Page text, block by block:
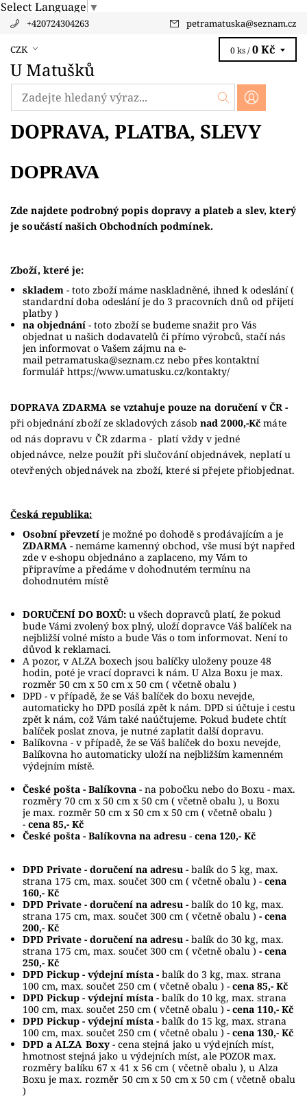
Select Language ▼
+420724304263 petramatuska@seznam.cz
CZK
U Matušků
0 ks / 0 Kč
DOPRAVA, PLATBA, SLEVY
DOPRAVA
Zde najdete podrobný popis dopravy a plateb a slev, který
je součástí našich Obchodních podmínek.
Zboží, které je:
skladem - toto zboží máme naskladněné, ihned k odeslání (
standardní doba odeslání je do 3 pracovních dnů od přijetí
platby )
na objednání - toto zboží se budeme snažit pro Vás
objednat u našich dodavatelů či přímo výrobců, stačí nás
jen informovat o Vašem zájmu na e-
mail petramatuska@seznam.cz nebo přes kontaktní
formulář https://www.umatusku.cz/kontakty/
DOPRAVA ZDARMA se vztahuje pouze na doručení v ČR -
při objednání zboží ze skladových zásob nad 2000,-Kčmáte
od nás dopravu v ČR zdarma - platí vždy v jedné
objednávce, nelze použít při slučování objednávek, neplatí u
otevřených objednávek na zboží, které si přejete přiobjednat.
Česká republika:
Osobní převzetí je možné po dohodě s prodávajícím a je
ZDARMA - nemáme kamenný obchod, vše musí být napřed
zde v e-shopu objednáno a zaplaceno, my Vám to
připravíme a předáme v dohodnutém termínu na
dohodnutém místě
DORUČENÍ DO BOXŮ:u všech dopravců platí, že pokud
bude Vámi zvolený box plný, uloží dopravce Váš balíček na
nejbližší volné místo a bude Vás o tom informovat. Není to
důvod k reklamaci.
A pozor, v ALZA boxech jsou balíčky uloženy pouze 48
hodin, poté je vrací dopravci k nám. U Alza Boxu je max.
rozměr 50 cm x 50 cm x 50 cm ( včetně obalu )
DPD - v případě, že se Váš balíček do boxu nevejde,
automaticky ho DPD posílá zpět k nám. DPD si účtuje i cestu
zpět k nám, což Vám také naúčtujeme. Pokud budete chtít
balíček poslat znova, je nutné zaplatit další dopravu.
Balíkovna - v případě, že se Váš balíček do boxu nevejde,
Balíkovna ho automaticky uloží na nejbližším kamenném
výdejním místě.
České pošta - Balíkovna - na pobočku nebo do Boxu - max.
rozměry 70 cm x 50 cm x 50 cm ( včetně obalu ), u Boxu
je max. rozměr 50 cm x 50 cm x 50 cm ( včetně obalu )
- cena 85,- Kč
České pošta - Balíkovna na adresu - cena 120,- Kč
DPD Private - doručení na adresu - balík do 5 kg, max.
strana 175 cm, max. součet 300 cm ( včetně obalu ) - cena
160,- Kč
DPD Private - doručení na adresu - balík do 10 kg, max.
strana 175 cm, max. součet 300 cm ( včetně obalu ) - cena
200,- Kč
DPD Private - doručení na adresu - balík do 30 kg, max.
strana 175 cm, max. součet 300 cm ( včetně obalu ) - cena
250,- Kč
DPD Pickup - výdejní místa - balík do 3 kg, max. strana
100 cm, max. součet 250 cm ( včetně obalu ) - cena 85,- Kč
DPD Pickup - výdejní místa - balík do 10 kg, max. strana
100 cm, max. součet 250 cm ( včetně obalu ) - cena 110,- Kč
DPD Pickup - výdejní místa - balík do 15 kg, max. strana
100 cm, max. součet 250 cm ( včetně obalu ) - cena 130,- Kč
DPD a ALZA Boxy - cena stejná jako u výdejních míst,
hmotnost stejná jako u výdejních míst, ale POZOR max.
rozměry balíku 67 x 41 x 56 cm ( včetně obalu ), u Alza
Boxu je max. rozměr 50 cm x 50 cm x 50 cm ( včetně obalu
)